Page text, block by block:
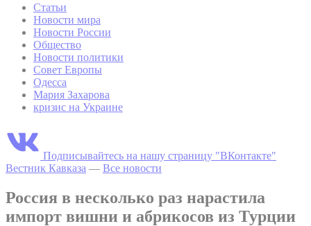
Статьи
Новости мира
Новости России
Общество
Новости политики
Совет Европы
Одесса
Мария Захарова
кризис на Украине
Подписывайтесь на нашу страницу "ВКонтакте"
Вестник Кавказа — Все новости
Россия в несколько раз нарастила
импорт вишни и абрикосов из Турции